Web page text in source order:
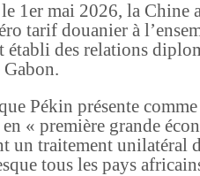
1er mai 2026, la Chine
tarif douanier à
établi des relations
Pékin présente
« première grande
un traitement unilatéral
tous les pays